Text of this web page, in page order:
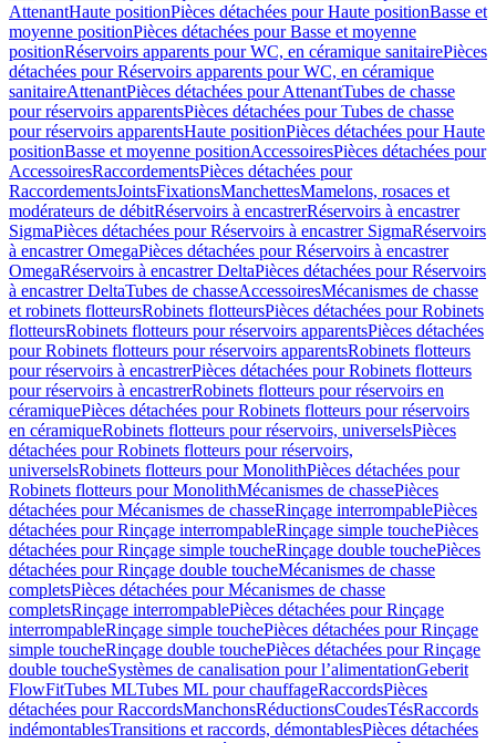
AttenantHaute positionPièces détachées pour Haute positionBasse et
moyenne positionPièces détachées pour Basse et moyenne
positionRéservoirs apparents pour WC, en céramique sanitairePièces
détachées pour Réservoirs apparents pour WC, en céramique
sanitaireAttenantPièces détachées pour AttenantTubes de chasse
pour réservoirs apparentsPièces détachées pour Tubes de chasse
pour réservoirs apparentsHaute positionPièces détachées pour Haute
positionBasse et moyenne positionAccessoiresPièces détachées pour
AccessoiresRaccordementsPièces détachées pour
RaccordementsJointsFixationsManchettesMamelons, rosaces et
modérateurs de débitRéservoirs à encastrerRéservoirs à encastrer
SigmaPièces détachées pour Réservoirs à encastrer SigmaRéservoirs
à encastrer OmegaPièces détachées pour Réservoirs à encastrer
OmegaRéservoirs à encastrer DeltaPièces détachées pour Réservoirs
à encastrer DeltaTubes de chasseAccessoiresMécanismes de chasse
et robinets flotteursRobinets flotteursPièces détachées pour Robinets
flotteursRobinets flotteurs pour réservoirs apparentsPièces détachées
pour Robinets flotteurs pour réservoirs apparentsRobinets flotteurs
pour réservoirs à encastrerPièces détachées pour Robinets flotteurs
pour réservoirs à encastrerRobinets flotteurs pour réservoirs en
céramiquePièces détachées pour Robinets flotteurs pour réservoirs
en céramiqueRobinets flotteurs pour réservoirs, universelsPièces
détachées pour Robinets flotteurs pour réservoirs,
universelsRobinets flotteurs pour MonolithPièces détachées pour
Robinets flotteurs pour MonolithMécanismes de chassePièces
détachées pour Mécanismes de chasseRinçage interrompablePièces
détachées pour Rinçage interrompableRinçage simple touchePièces
détachées pour Rinçage simple toucheRinçage double touchePièces
détachées pour Rinçage double toucheMécanismes de chasse
completsPièces détachées pour Mécanismes de chasse
completsRinçage interrompablePièces détachées pour Rinçage
interrompableRinçage simple touchePièces détachées pour Rinçage
simple toucheRinçage double touchePièces détachées pour Rinçage
double toucheSystèmes de canalisation pour l’alimentationGeberit
FlowFitTubes MLTubes ML pour chauffageRaccordsPièces
détachées pour RaccordsManchonsRéductionsCoudesTésRaccords
indémontablesTransitions et raccords, démontablesPièces détachées